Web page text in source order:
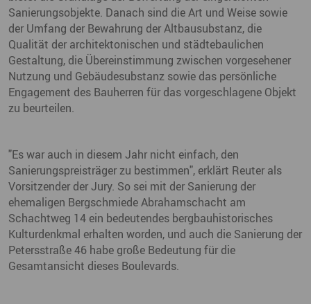
Sanierungsobjekte. Danach sind die Art und Weise sowie
der Umfang der Bewahrung der Altbausubstanz, die
Qualität der architektonischen und städtebaulichen
Gestaltung, die Übereinstimmung zwischen vorgesehener
Nutzung und Gebäudesubstanz sowie das persönliche
Engagement des Bauherren für das vorgeschlagene Objekt
zu beurteilen.
"Es war auch in diesem Jahr nicht einfach, den
Sanierungspreisträger zu bestimmen", erklärt Reuter als
Vorsitzender der Jury. So sei mit der Sanierung der
ehemaligen Bergschmiede Abrahamschacht am
Schachtweg 14 ein bedeutendes bergbauhistorisches
Kulturdenkmal erhalten worden, und auch die Sanierung der
Petersstraße 46 habe große Bedeutung für die
Gesamtansicht dieses Boulevards.